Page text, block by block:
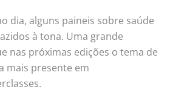
dia, alguns paineis sobre saúde
à tona. Uma grande
nas próximas edições o tema de
mais presente em